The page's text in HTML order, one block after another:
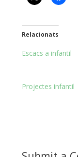
Relacionats
Escacs a infantil
Projectes infantil